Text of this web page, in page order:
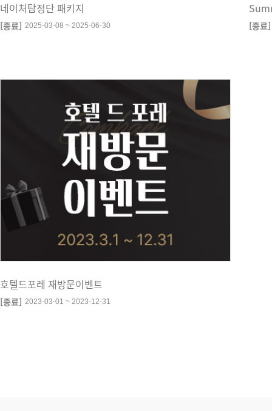
네이처탐정단 패키지
[종료] 2025-03-08 ~ 2025-06-30 [종료]
호텔드포레 재방문이벤트
[종료] 2023-03-01 ~ 2023-12-31